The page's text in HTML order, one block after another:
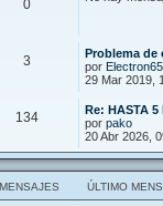
0
3
Problema
por
29 Mar 2019,
134
Re: HASTA
por pako
20 Abr 2026,
MENSAJES ÚLTIMO